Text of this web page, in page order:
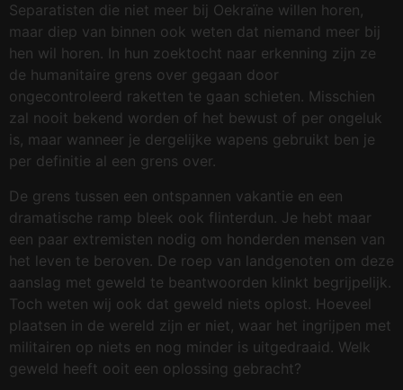
Separatisten die niet meer bij Oekraïne willen horen,
maar diep van binnen ook weten dat niemand meer bij
hen wil horen. In hun zoektocht naar erkenning zijn ze
de humanitaire grens over gegaan door
ongecontroleerd raketten te gaan schieten. Misschien
zal nooit bekend worden of het bewust of per ongeluk
is, maar wanneer je dergelijke wapens gebruikt ben je
per definitie al een grens over.
De grens tussen een ontspannen vakantie en een
dramatische ramp bleek ook flinterdun. Je hebt maar
een paar extremisten nodig om honderden mensen van
het leven te beroven. De roep van landgenoten om deze
aanslag met geweld te beantwoorden klinkt begrijpelijk.
Toch weten wij ook dat geweld niets oplost. Hoeveel
plaatsen in de wereld zijn er niet, waar het ingrijpen met
militairen op niets en nog minder is uitgedraaid. Welk
geweld heeft ooit een oplossing gebracht?